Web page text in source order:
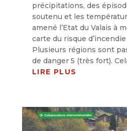
précipitations, des
soutenu et les
amené l’Etat du Valais à
carte du risque
Plusieurs régions sont
de danger 5 (très fort).
LIRE PLUS